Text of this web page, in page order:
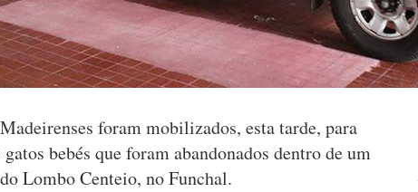
foram mobilizados, esta tarde, para
bebés que foram abandonados dentro de um
Lombo Centeio, no Funchal.